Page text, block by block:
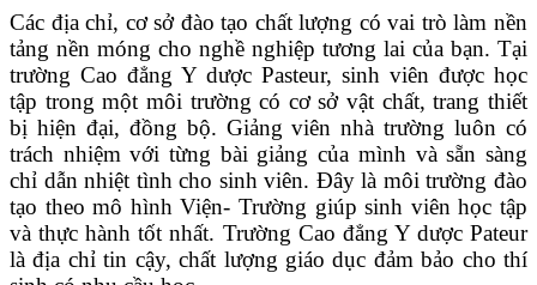
Các địa chỉ, cơ sở đào tạo chất lượng có vai trò làm nền
tảng nền móng cho nghề nghiệp tương lai của bạn. Tại
trường Cao đẳng Y dược Pasteur, sinh viên được học
tập trong một môi trường có cơ sở vật chất, trang thiết
bị hiện đại, đồng bộ. Giảng viên nhà trường luôn có
trách nhiệm với từng bài giảng của mình và sẵn sàng
chỉ dẫn nhiệt tình cho sinh viên. Đây là môi trường đào
tạo theo mô hình Viện- Trường giúp sinh viên học tập
và thực hành tốt nhất. Trường Cao đẳng Y dược Pateur
là địa chỉ tin cậy, chất lượng giáo dục đảm bảo cho thí